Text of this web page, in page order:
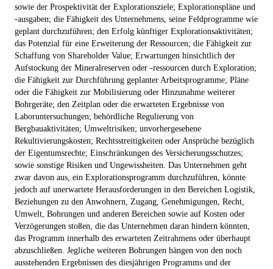
sowie der Prospektivität der Explorationsziele; Explorationspläne und
-ausgaben; die Fähigkeit des Unternehmens, seine Feldprogramme wie
geplant durchzuführen; den Erfolg künftiger Explorationsaktivitäten;
das Potenzial für eine Erweiterung der Ressourcen; die Fähigkeit zur
Schaffung von Shareholder Value; Erwartungen hinsichtlich der
Aufstockung der Mineralreserven oder -ressourcen durch Exploration;
die Fähigkeit zur Durchführung geplanter Arbeitsprogramme; Pläne
oder die Fähigkeit zur Mobilisierung oder Hinzunahme weiterer
Bohrgeräte; den Zeitplan oder die erwarteten Ergebnisse von
Laboruntersuchungen; behördliche Regulierung von
Bergbauaktivitäten; Umweltrisiken; unvorhergesehene
Rekultivierungskosten; Rechtsstreitigkeiten oder Ansprüche bezüglich
der Eigentumsrechte; Einschränkungen des Versicherungsschutzes;
sowie sonstige Risiken und Ungewissheiten. Das Unternehmen geht
zwar davon aus, ein Explorationsprogramm durchzuführen, könnte
jedoch auf unerwartete Herausforderungen in den Bereichen Logistik,
Beziehungen zu den Anwohnern, Zugang, Genehmigungen, Recht,
Umwelt, Bohrungen und anderen Bereichen sowie auf Kosten oder
Verzögerungen stoßen, die das Unternehmen daran hindern könnten,
das Programm innerhalb des erwarteten Zeitrahmens oder überhaupt
abzuschließen. Jegliche weiteren Bohrungen hängen von den noch
ausstehenden Ergebnissen des diesjährigen Programms und der